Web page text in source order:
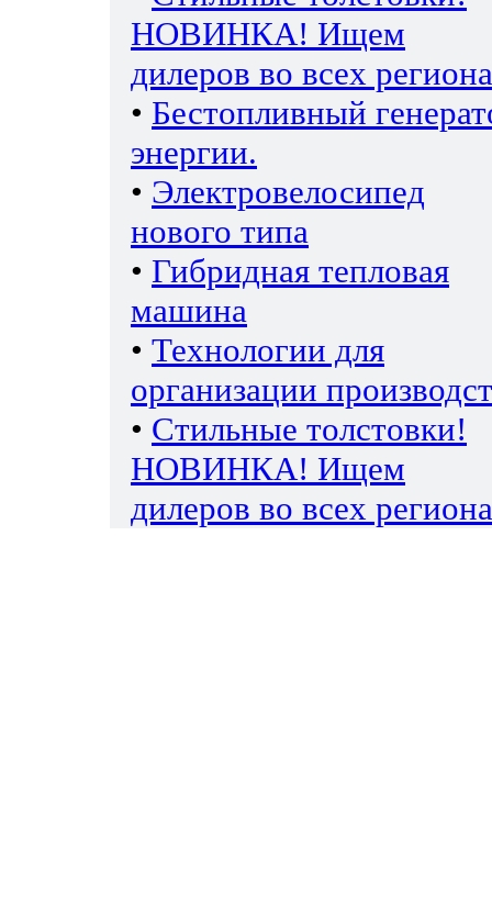
НОВИНКА! Ищем
дилеров во всех
• Бестопливный
энергии.
• Электровелосипед
нового типа
• Гибридная тепловая
машина
• Технологии для
организации
• Стильные толстовки!
НОВИНКА! Ищем
дилеров во всех